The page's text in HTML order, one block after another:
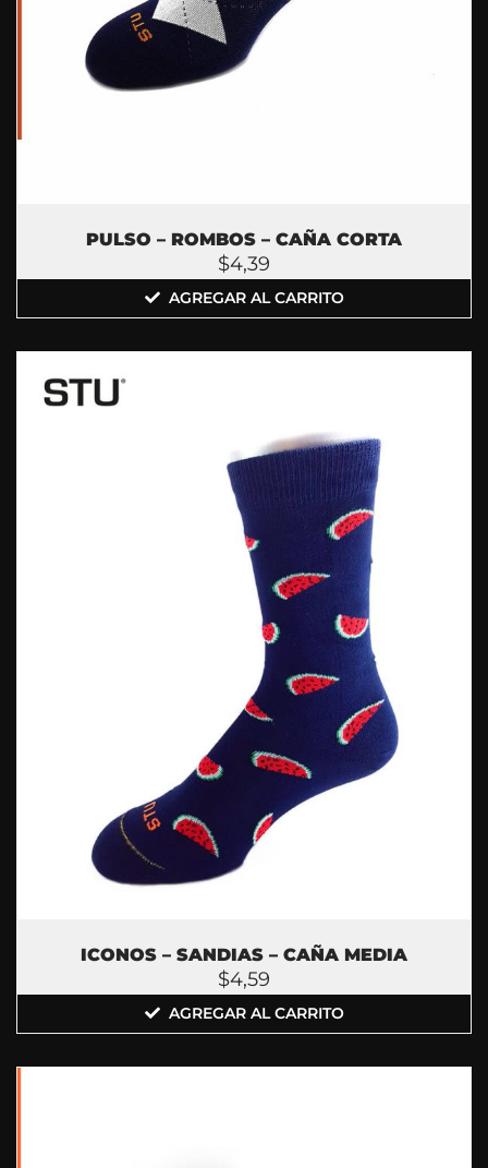
PULSO – ROMBOS – CAÑA CORTA
$4,39
AGREGAR AL CARRITO
ICONOS – SANDIAS – CAÑA MEDIA
$4,59
AGREGAR AL CARRITO